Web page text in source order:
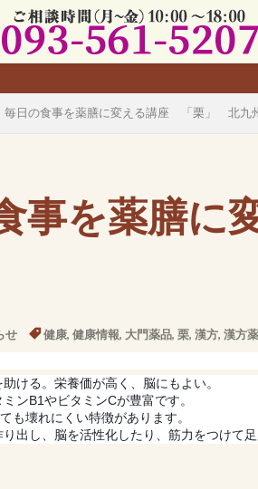
毎日の食事を薬膳に変える講座 「栗」 北九
事を薬膳
せ 健康, 健康情報, 大門薬品, 栗, 漢方, 漢方薬
ける。栄養価が高く、脳にもよい。
ンB1やビタミンCが豊富です。
も壊れにくい特徴があります。
出し、脳を活性化したり、筋力をつけて